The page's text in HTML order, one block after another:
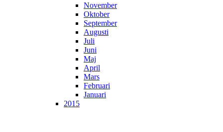
November
Oktober
September
Augusti
Juli
Juni
Maj
April
Mars
Februari
Januari
2015